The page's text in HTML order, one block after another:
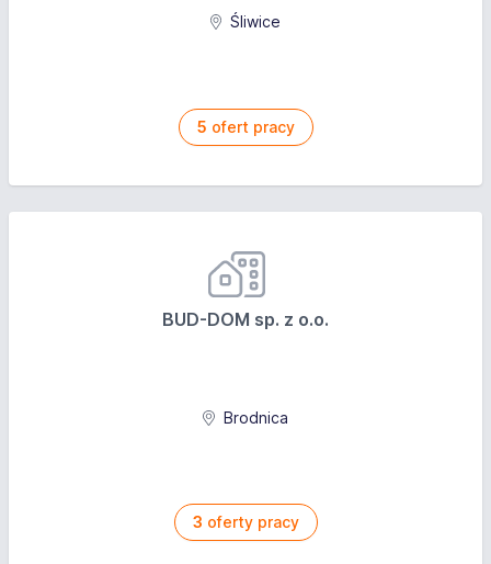
Śliwice
5 ofert pracy
BUD-DOM sp. z o.o.
Brodnica
3 oferty pracy